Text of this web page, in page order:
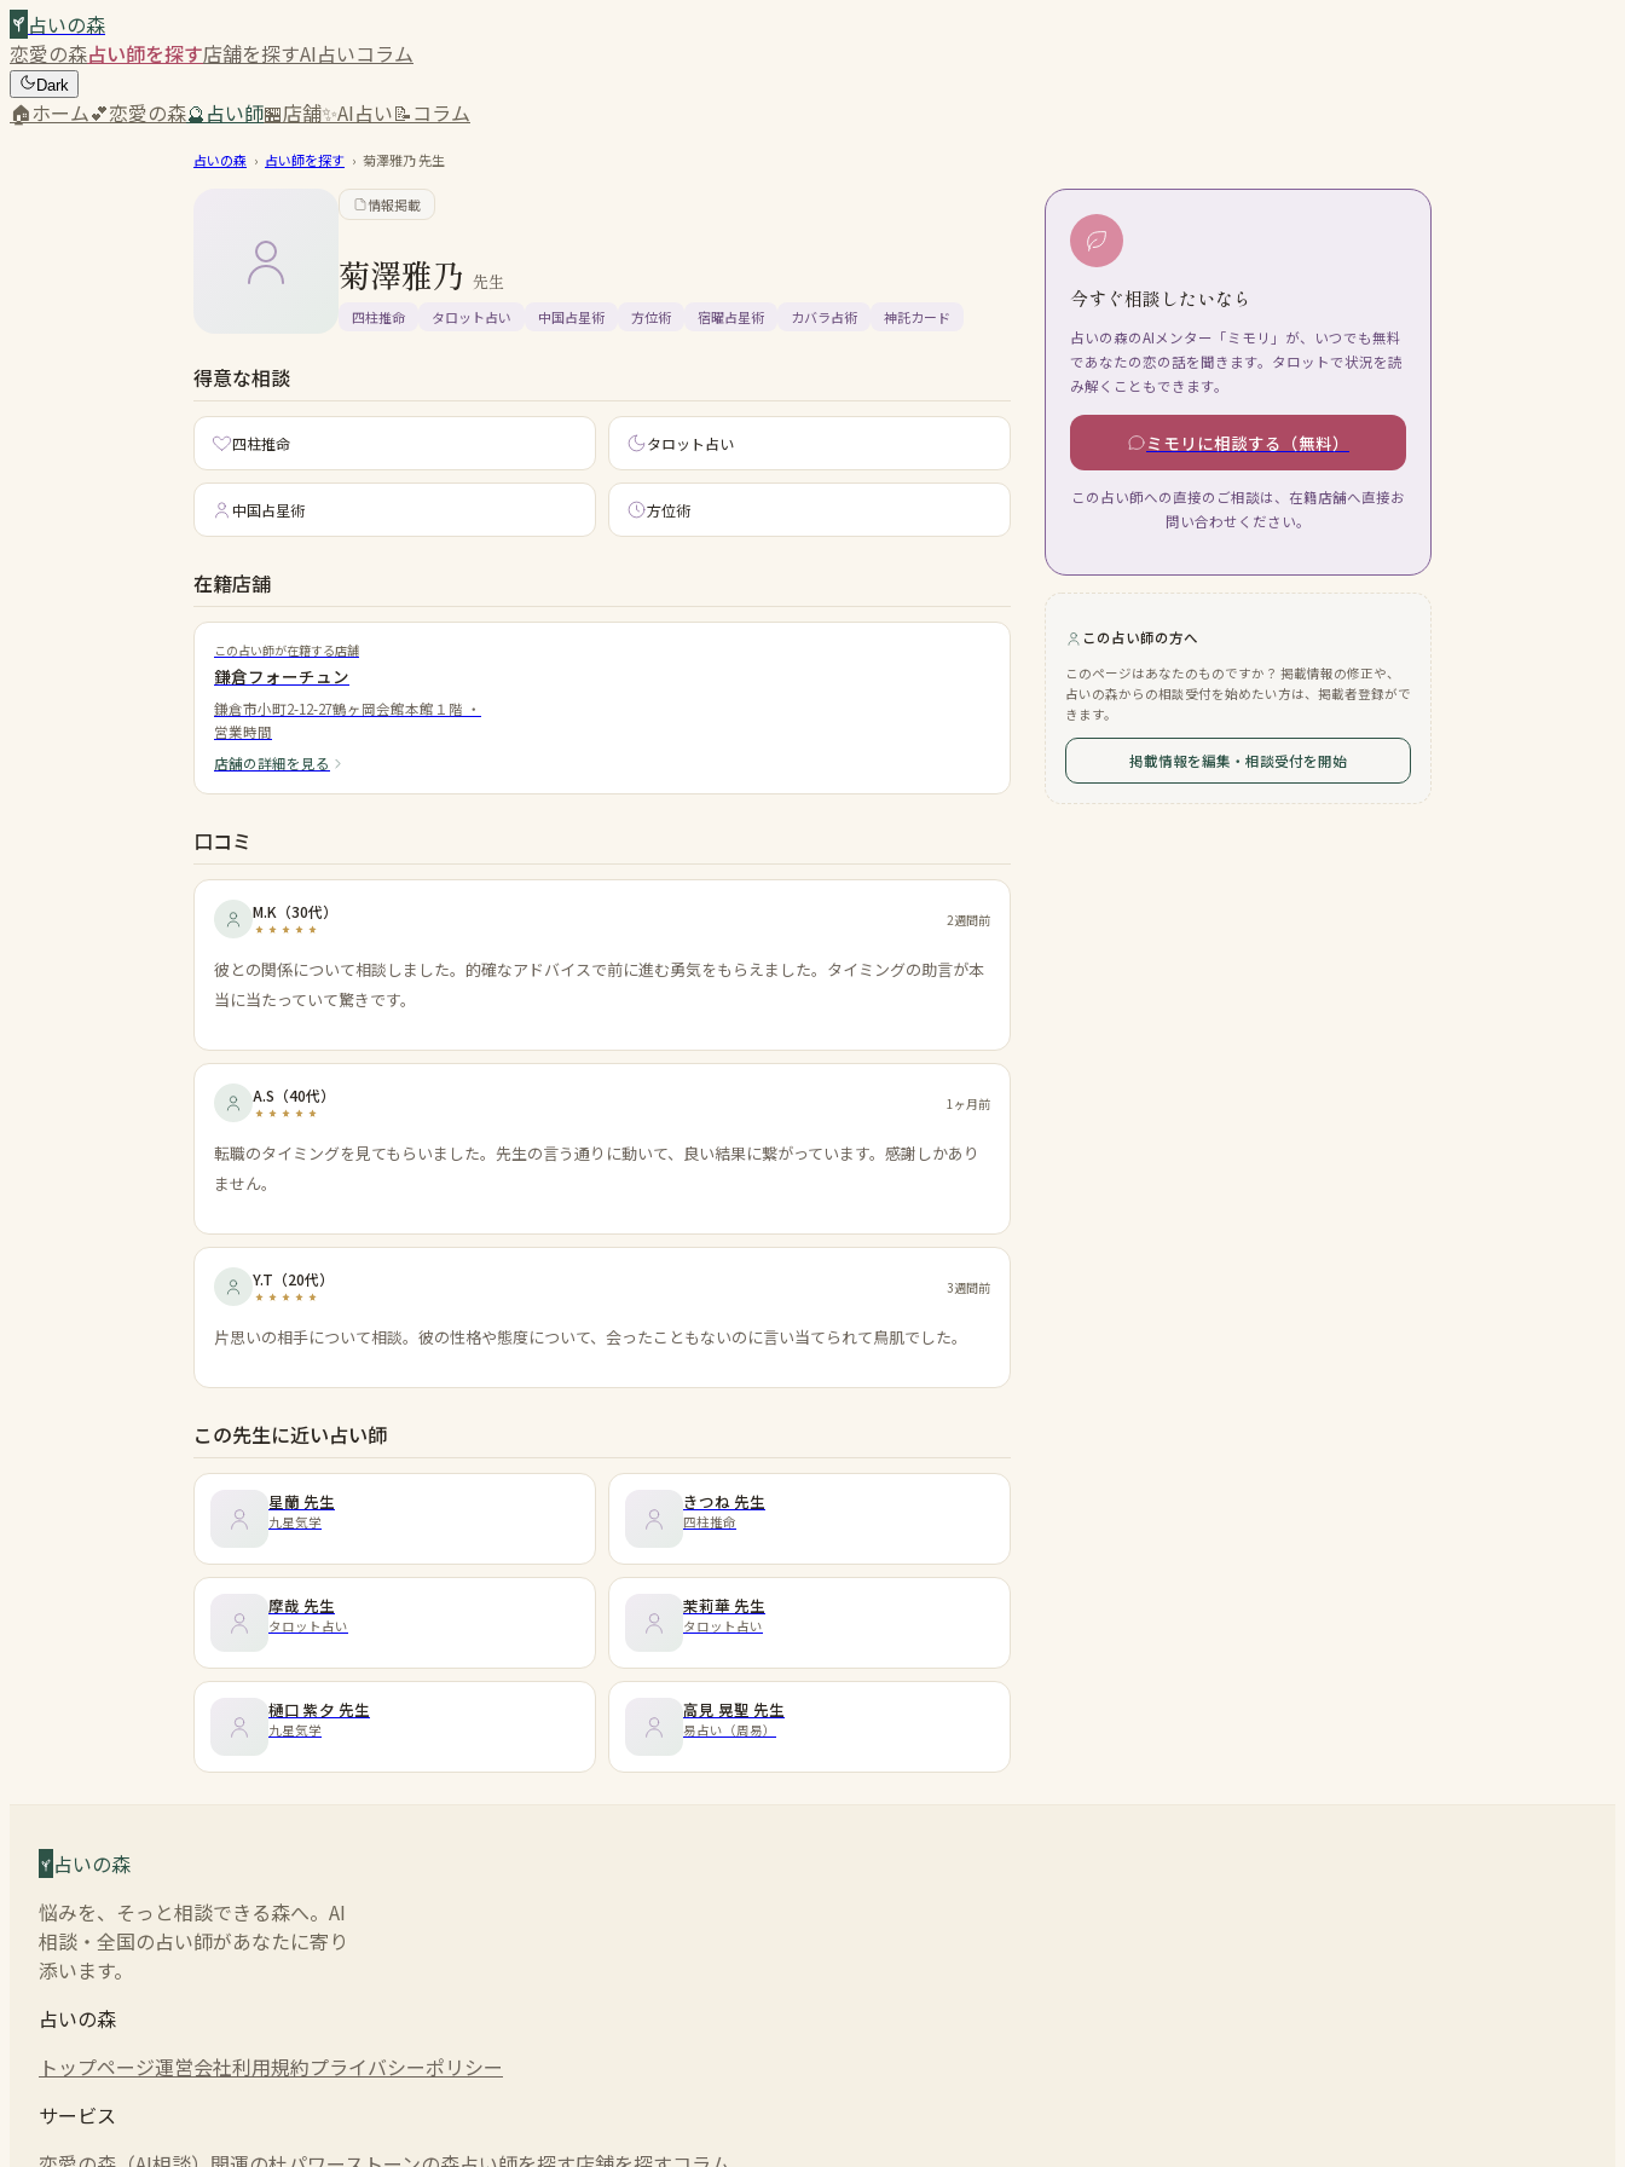
占いの森
恋愛の森占い師を探す店舗を探すAI占いコラム
Dark
🏠ホーム💕恋愛の森🔮占い師🏪店舗✨AI占い📝コラム
占いの森 › 占い師を探す › 菊澤雅乃先生
情報掲載
菊澤雅乃 先生
四柱推命 タロット占い 中国占星術 方位術 宿曜占星術 カバラ占術 神託カード
得意な相談
四柱推命 タロット占い
中国占星術 方位術
在籍店舗
この占い師が在籍する店舗
鎌倉フォーチュン
鎌倉市小町2-12-27鶴ヶ岡会館本館１階 ・
営業時間
店舗の詳細を見る
口コミ
M.K （30代） 2週間前
彼との関係について相談しました。的確なアドバイスで前に進む勇気をもらえました。タイミングの助言が本
当に当たっていて驚きです。
A.S （40代） 1ヶ月前
転職のタイミングを見てもらいました。先生の言う通りに動いて、良い結果に繋がっています。感謝しかあり
ません。
Y.T （20代） 3週間前
片思いの相手について相談。彼の性格や態度について、会ったこともないのに言い当てられて鳥肌でした。
この先生に近い占い師
星蘭 先生
九星気学
きつね 先生
四柱推命
摩哉 先生
タロット占い
茉莉華 先生
タロット占い
樋口 紫夕 先生
九星気学
高見 晃聖 先生
易占い（周易）
今すぐ相談したいなら
占いの森のAIメンター「ミモリ」が、いつでも無料
であなたの恋の話を聞きます。タロットで状況を読
み解くこともできます。
ミモリに相談する（無料）
この占い師への直接のご相談は、在籍店舗へ直接お
問い合わせください。
この占い師の方へ
このページはあなたのものですか？ 掲載情報の修正や、
占いの森からの相談受付を始めたい方は、掲載者登録がで
きます。
掲載情報を編集・相談受付を開始
占いの森
悩みを、そっと相談できる森へ。AI
相談・全国の占い師があなたに寄り
添います。
占いの森
トップページ運営会社利用規約プライバシーポリシー
サービス